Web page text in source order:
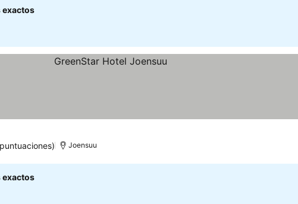
exactos
Joensuu
exactos